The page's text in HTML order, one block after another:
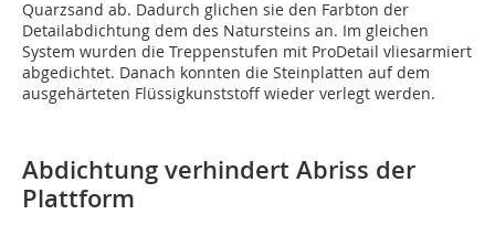
Quarzsand ab. Dadurch glichen sie den Farbton der
Detailabdichtung dem des Natursteins an. Im gleichen
System wurden die Treppenstufen mit ProDetail vliesarmiert
abgedichtet. Danach konnten die Steinplatten auf dem
ausgehärteten Flüssigkunststoff wieder verlegt werden.
Abdichtung verhindert Abriss der
Plattform